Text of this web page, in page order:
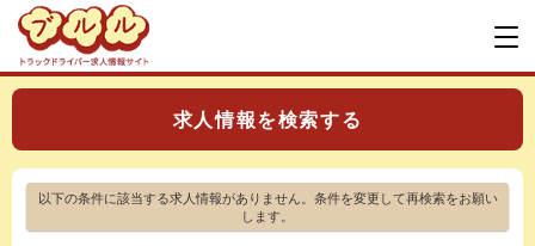
求人情報を検索する
以下の条件に該当する求人情報がありません。条件を変更して再検索をお願い
します。